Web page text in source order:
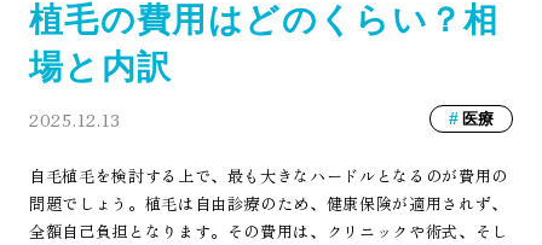
植毛の費用はどのくらい？相
場と内訳
2025.12.13 医療
自毛植毛を検討する上で、最も大きなハードルとなるのが費用の
問題でしょう。植毛は自由診療のため、健康保険が適用されず、
全額自己負担となります。その費用は、クリニックや術式、そし